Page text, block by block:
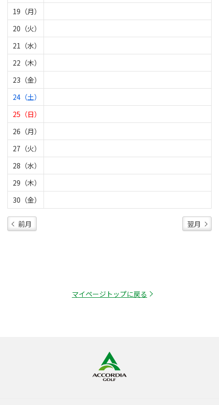
19（月）
20（火）
21（水）
22（木）
23（金）
24（土）
25（日）
26（月）
27（火）
28（水）
29（木）
30（金）
前月 翌月
マイページトップに戻る